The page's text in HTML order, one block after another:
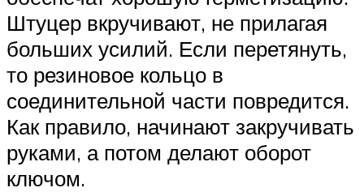
Штуцер вкручивают, не прилагая
больших усилий. Если перетянуть,
то резиновое кольцо в
соединительной части повредится.
Как правило, начинают закручивать
руками, а потом делают оборот
ключом.